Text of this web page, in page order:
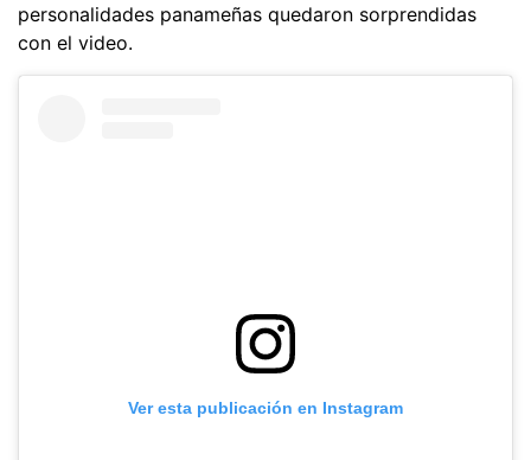
personalidades panameñas quedaron sorprendidas
con el video.
Ver esta publicación en Instagram